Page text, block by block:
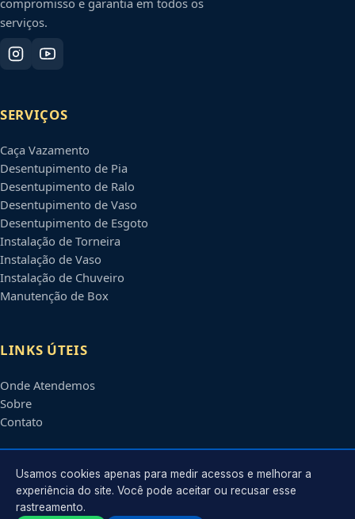
serviços.
SERVIÇOS
Caça Vazamento
Desentupimento de Pia
Desentupimento de Ralo
Desentupimento de Vaso
Desentupimento de Esgoto
Instalação de Torneira
Instalação de Vaso
Instalação de Chuveiro
Manutenção de Box
LINKS ÚTEIS
Onde Atendemos
Sobre
Contato
CONTATO
Atendimento em
Usamos cookies apenas para medir acessos e melhorar a
experiência do site. Você pode aceitar ou recusar esse
rastreamento.